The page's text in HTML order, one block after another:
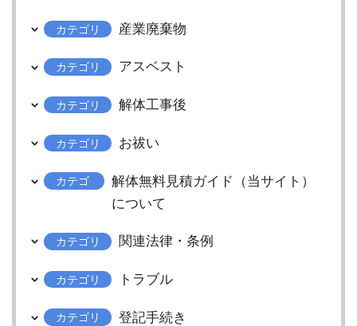
カテゴリ 産業廃棄物
カテゴリ アスベスト
カテゴリ 解体工事後
カテゴリ お祓い
カテゴ
解体無料見積ガイド（当サイト）
について
カテゴリ 関連法律・条例
カテゴリ トラブル
カテゴリ 登記手続き